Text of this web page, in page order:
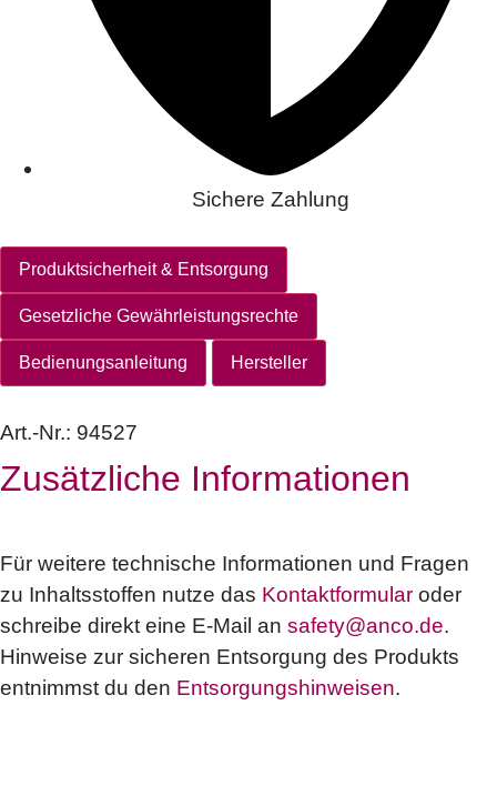
Sichere Zahlung
Produktsicherheit & Entsorgung
Gesetzliche Gewährleistungsrechte
Bedienungsanleitung Hersteller
Art.-Nr.: 94527
Zusätzliche Informationen
Für weitere technische Informationen und Fragen
zu Inhaltsstoffen nutze das Kontaktformular oder
schreibe direkt eine E-Mail an safety@anco.de.
Hinweise zur sicheren Entsorgung des Produkts
entnimmst du den Entsorgungshinweisen.